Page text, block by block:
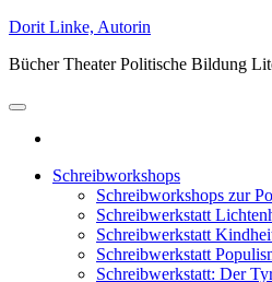
Skip
the
Dorit Linke, Autorin
Bücher Theater Politische Bildung
Schreibworkshops
Schreibworkshops zur
Schreibwerkstatt
Schreibwerkstatt
Schreibwerkstatt
Schreibwerkstatt: Der